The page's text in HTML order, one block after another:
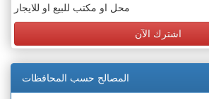
محل او مكتب للبيع او للايجار
اشترك الآن
المصالح حسب المحافظات